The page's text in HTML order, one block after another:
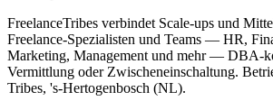
FreelanceTribes verbindet Scale-ups und
Freelance-Spezialisten und Teams — HR,
Marketing, Management und mehr — DBA-
Vermittlung oder Zwischeneinschaltung.
Tribes, 's-Hertogenbosch (NL).